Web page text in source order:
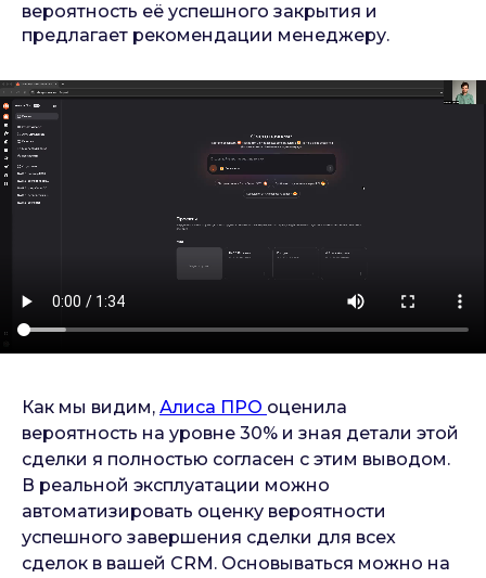
вероятность её успешного закрытия и
предлагает рекомендации менеджеру.
Как мы видим, Алиса ПРО оценила
вероятность на уровне 30% и зная детали этой
сделки я полностью согласен с этим выводом.
В реальной эксплуатации можно
автоматизировать оценку вероятности
успешного завершения сделки для всех
сделок в вашей CRM. Основываться можно на